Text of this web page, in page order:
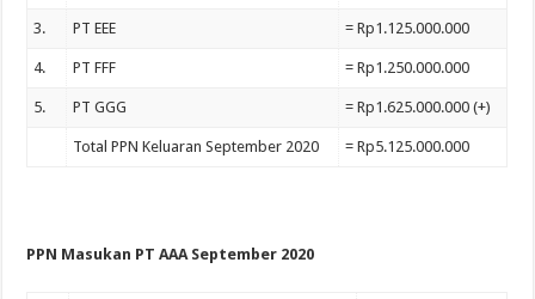
3. PT EEE = Rp1.125.000.000
4. PT FFF = Rp1.250.000.000
5. PT GGG = Rp1.625.000.000 (+)
Total PPN Keluaran September 2020 = Rp5.125.000.000
PPN Masukan PT AAA September 2020